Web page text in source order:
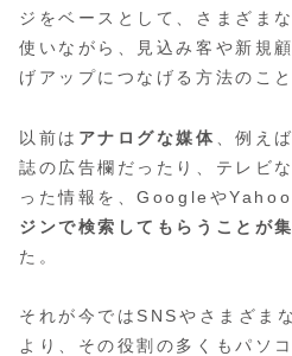
ジをベースとして、さまざま
使いながら、見込み客や新規
げアップにつなげる方法のこ
以前は アナログな媒体
、例え
誌の広告欄だったり、テレビ
った情報を、Googleや
ジンで検索してもらうことが
た。
それが今ではSNSやさまざま
より、その役割の多くもパソ